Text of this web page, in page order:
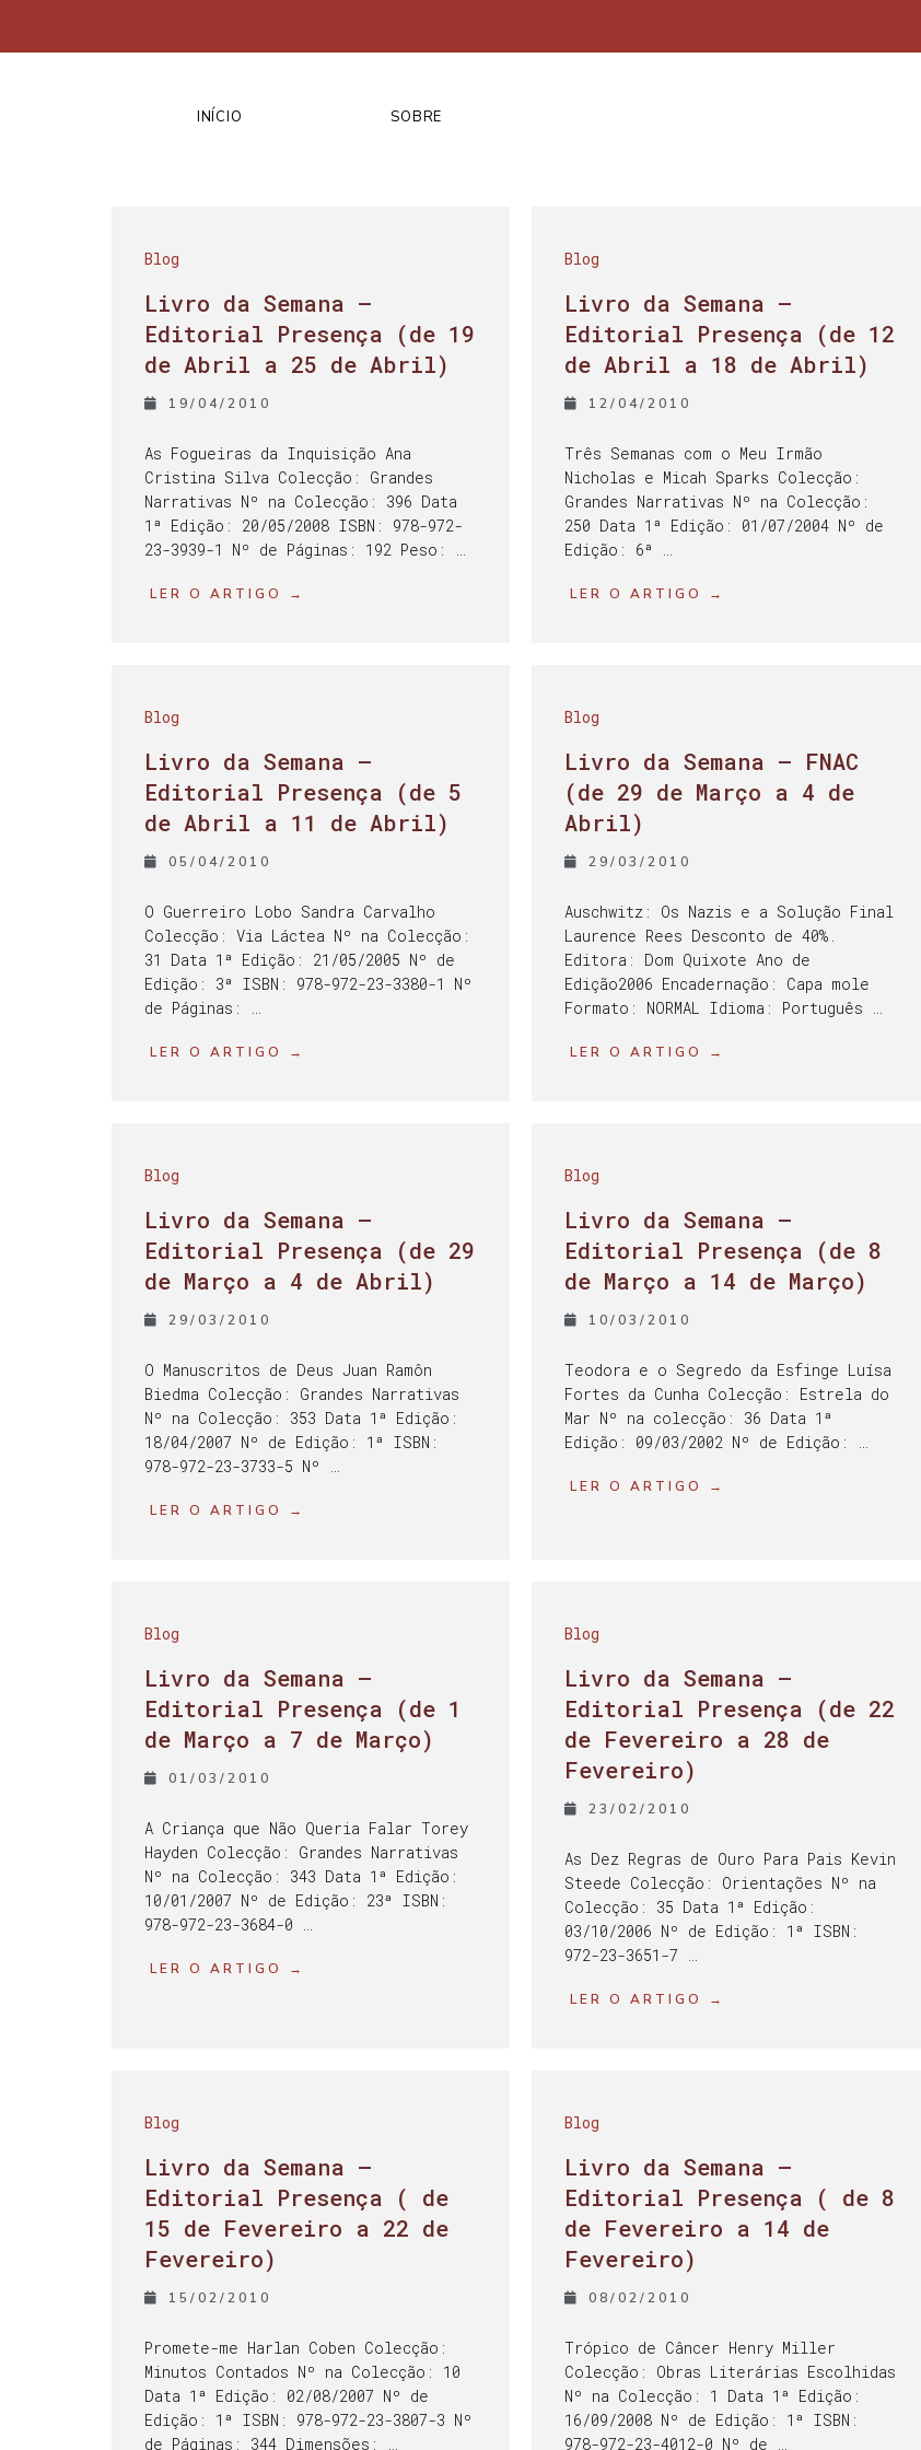
INÍCIO SOBRE
Blog
Livro da Semana –
Editorial Presença (de 19
de Abril a 25 de Abril)
19/04/2010
As Fogueiras da Inquisição Ana
Cristina Silva Colecção: Grandes
Narrativas Nº na Colecção: 396 Data
1ª Edição: 20/05/2008 ISBN: 978-972-
23-3939-1 Nº de Páginas: 192 Peso: …
LER O ARTIGO →
Blog
Livro da Semana –
Editorial Presença (de 12
de Abril a 18 de Abril)
12/04/2010
Três Semanas com o Meu Irmão
Nicholas e Micah Sparks Colecção:
Grandes Narrativas Nº na Colecção:
250 Data 1ª Edição: 01/07/2004 Nº de
Edição: 6ª …
LER O ARTIGO →
Blog
Livro da Semana –
Editorial Presença (de 5
de Abril a 11 de Abril)
05/04/2010
O Guerreiro Lobo Sandra Carvalho
Colecção: Via Láctea Nº na Colecção:
31 Data 1ª Edição: 21/05/2005 Nº de
Edição: 3ª ISBN: 978-972-23-3380-1 Nº
de Páginas: …
LER O ARTIGO →
Blog
Livro da Semana – FNAC
(de 29 de Março a 4 de
Abril)
29/03/2010
Auschwitz: Os Nazis e a Solução Final
Laurence Rees Desconto de 40%.
Editora: Dom Quixote Ano de
Edição2006 Encadernação: Capa mole
Formato: NORMAL Idioma: Português …
LER O ARTIGO →
Blog
Livro da Semana –
Editorial Presença (de 29
de Março a 4 de Abril)
29/03/2010
O Manuscritos de Deus Juan Ramôn
Biedma Colecção: Grandes Narrativas
Nº na Colecção: 353 Data 1ª Edição:
18/04/2007 Nº de Edição: 1ª ISBN:
978-972-23-3733-5 Nº …
LER O ARTIGO →
Blog
Livro da Semana –
Editorial Presença (de 8
de Março a 14 de Março)
10/03/2010
Teodora e o Segredo da Esfinge Luísa
Fortes da Cunha Colecção: Estrela do
Mar Nº na colecção: 36 Data 1ª
Edição: 09/03/2002 Nº de Edição: …
LER O ARTIGO →
Blog
Livro da Semana –
Editorial Presença (de 1
de Março a 7 de Março)
01/03/2010
A Criança que Não Queria Falar Torey
Hayden Colecção: Grandes Narrativas
Nº na Colecção: 343 Data 1ª Edição:
10/01/2007 Nº de Edição: 23ª ISBN:
978-972-23-3684-0 …
LER O ARTIGO →
Blog
Livro da Semana –
Editorial Presença (de 22
de Fevereiro a 28 de
Fevereiro)
23/02/2010
As Dez Regras de Ouro Para Pais Kevin
Steede Colecção: Orientações Nº na
Colecção: 35 Data 1ª Edição:
03/10/2006 Nº de Edição: 1ª ISBN:
972-23-3651-7 …
LER O ARTIGO →
Blog
Livro da Semana –
Editorial Presença ( de
15 de Fevereiro a 22 de
Fevereiro)
15/02/2010
Promete-me Harlan Coben Colecção:
Minutos Contados Nº na Colecção: 10
Data 1ª Edição: 02/08/2007 Nº de
Edição: 1ª ISBN: 978-972-23-3807-3 Nº
de Páginas: 344 Dimensões: …
Blog
Livro da Semana –
Editorial Presença ( de 8
de Fevereiro a 14 de
Fevereiro)
08/02/2010
Trópico de Câncer Henry Miller
Colecção: Obras Literárias Escolhidas
Nº na Colecção: 1 Data 1ª Edição:
16/09/2008 Nº de Edição: 1ª ISBN:
978-972-23-4012-0 Nº de …